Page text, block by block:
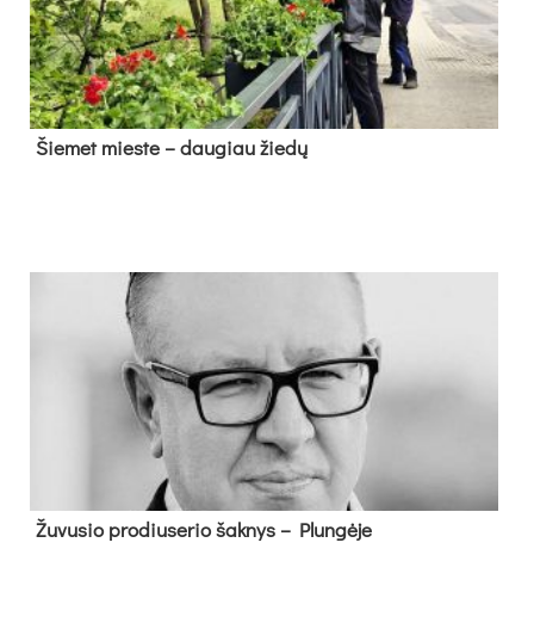
Šie­met mies­te – dau­giau žie­dų
Žu­vu­sio pro­diu­se­rio šak­nys – Plun­gė­je